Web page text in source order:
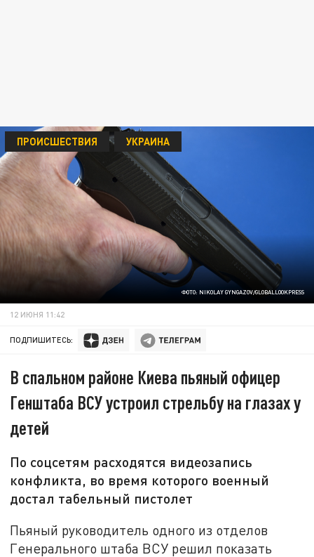
ФОТО: NIKOLAY GYNGAZOV/GLOBALLOOKPRESS
ПРОИСШЕСТВИЯ УКРАИНА
12 ИЮНЯ 11:42
ПОДПИШИТЕСЬ:
В спальном районе Киева пьяный офицер
Генштаба ВСУ устроил стрельбу на глазах у
детей
По соцсетям расходятся видеозапись
конфликта, во время которого военный
достал табельный пистолет
Пьяный руководитель одного из отделов
Генерального штаба ВСУ решил показать